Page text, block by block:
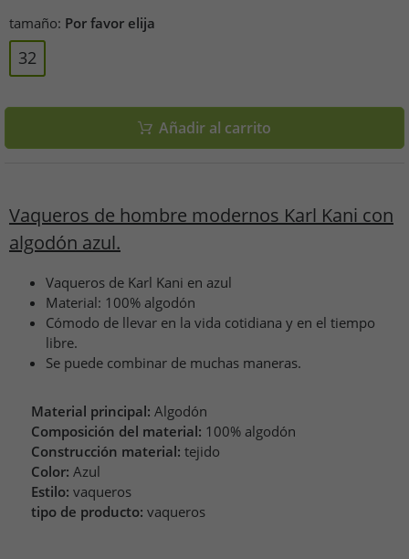
tamaño: Por favor elija
32
Añadir al carrito
Vaqueros de hombre modernos Karl Kani con
algodón azul.
Vaqueros de Karl Kani en azul
Material: 100% algodón
Cómodo de llevar en la vida cotidiana y en el tiempo
libre.
Se puede combinar de muchas maneras.
Material principal: Algodón
Composición del material: 100% algodón
Construcción material: tejido
Color: Azul
Estilo: vaqueros
tipo de producto: vaqueros